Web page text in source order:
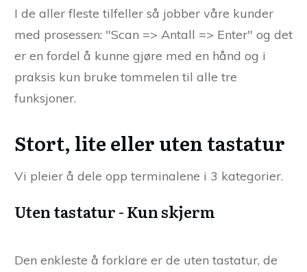
I de aller fleste tilfeller så jobber våre kunder
med prosessen: "Scan => Antall => Enter" og det
er en fordel å kunne gjøre med en hånd og i
praksis kun bruke tommelen til alle tre
funksjoner.
Stort, lite eller uten tastatur
Vi pleier å dele opp terminalene i 3 kategorier.
Uten tastatur - Kun skjerm
Den enkleste å forklare er de uten tastatur, de